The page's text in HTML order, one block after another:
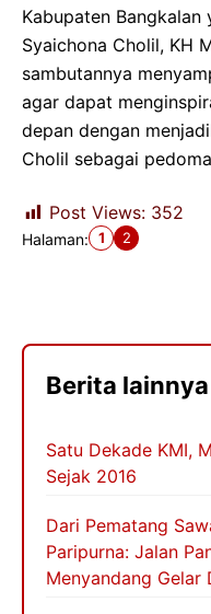
Kabupaten
Syaichona Cholil, KH
sambutannya
agar dapat
depan dengan
Cholil sebagai
Post Views: 352
Halaman: 1 2
Berita
Satu Dekade KMI,
Sejak 2016
Dari Pematang
Paripurna: Jalan
Menyandang Gelar